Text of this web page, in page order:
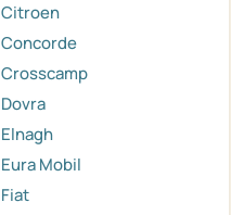
Citroen
Concorde
Crosscamp
Dovra
Elnagh
Eura Mobil
Fiat